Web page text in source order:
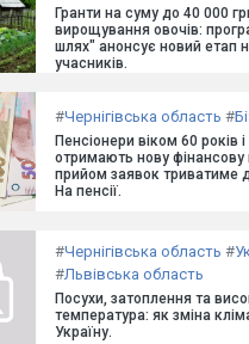
Гранти на суму до 40 000
вирощування овочів:
шлях" анонсує новий етап
учасників.
#Чернігівська область #
Пенсіонери віком 60 років
отримають нову фінансову
прийом заявок триватиме
На пенсії.
#Чернігівська область #
#Львівська область
Посухи, затоплення та
температура: як зміна
Україну.